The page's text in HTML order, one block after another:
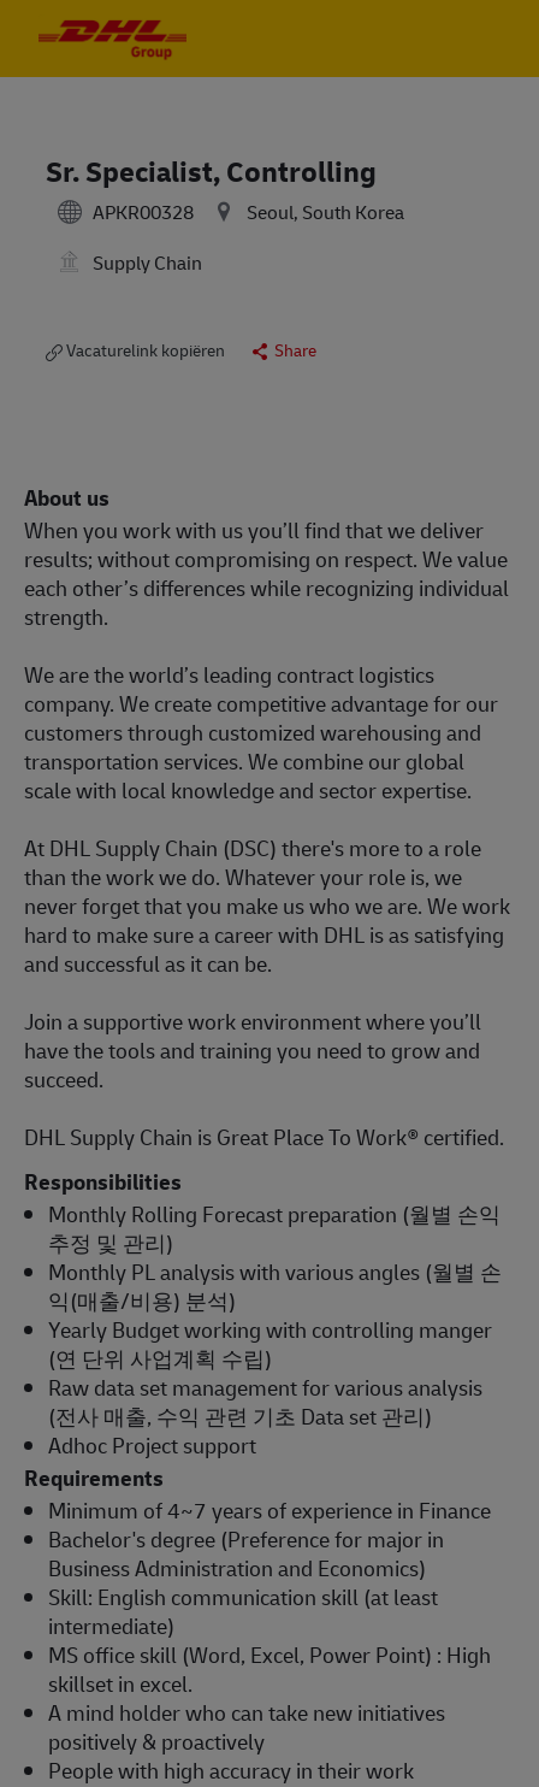
Sr. Specialist, Controlling
APKR00328
Seoul, South Korea
Supply Chain
Vacaturelink kopiëren Share
About us
When you work with us you’ll find that we deliver
results; without compromising on respect. We value
each other’s differences while recognizing individual
strength.
We are the world’s leading contract logistics
company. We create competitive advantage for our
customers through customized warehousing and
transportation services. We combine our global
scale with local knowledge and sector expertise.
At DHL Supply Chain (DSC) there's more to a role
than the work we do. Whatever your role is, we
never forget that you make us who we are. We work
hard to make sure a career with DHL is as satisfying
and successful as it can be.
Join a supportive work environment where you’ll
have the tools and training you need to grow and
succeed.
DHL Supply Chain is Great Place To Work® certified.
Responsibilities
Monthly Rolling Forecast preparation (월별 손익
추정 및 관리)
Monthly PL analysis with various angles (월별 손
익(매출/비용) 분석)
Yearly Budget working with controlling manger
(연 단위 사업계획 수립)
Raw data set management for various analysis
(전사 매출, 수익 관련 기초 Data set 관리)
Adhoc Project support
Requirements
Minimum of 4~7 years of experience in Finance
Bachelor's degree (Preference for major in
Business Administration and Economics)
Skill: English communication skill (at least
intermediate)
MS office skill (Word, Excel, Power Point) : High
skillset in excel.
A mind holder who can take new initiatives
positively & proactively
People with high accuracy in their work